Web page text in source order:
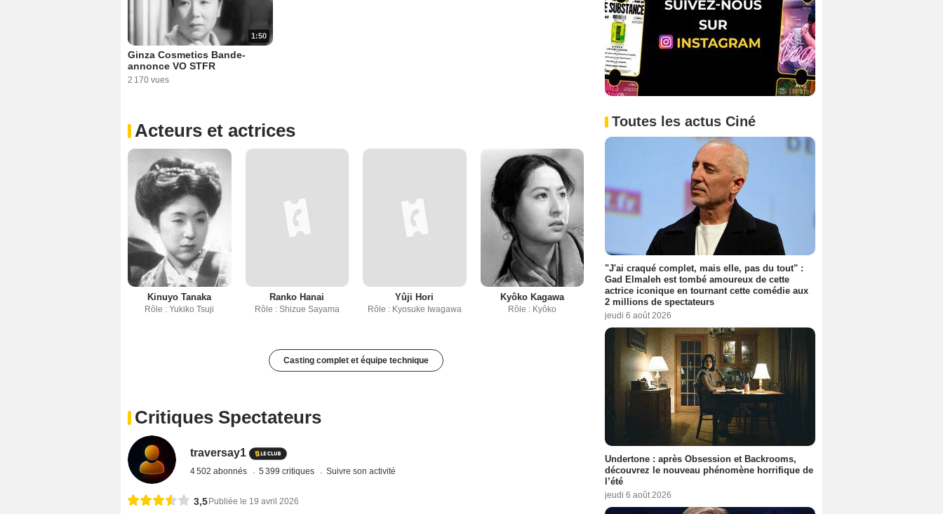
1:50
Ginza Cosmetics Bande-
annonce VO STFR
2 170 vues
Acteurs et actrices
Kinuyo Tanaka
Rôle : Yukiko Tsuji
Ranko Hanai
Rôle : Shizue Sayama
Yûji Hori
Rôle : Kyosuke Iwagawa
Kyôko Kagawa
Rôle : Kyôko
Casting complet et équipe technique
Critiques Spectateurs
traversay1
4 502 abonnés 5 399 critiques Suivre son activité
3,5Publiée le 19 avril 2026
Toutes les actus Ciné
"J'ai craqué complet, mais elle, pas du tout" :
Gad Elmaleh est tombé amoureux de cette
actrice iconique en tournant cette comédie aux
2 millions de spectateurs
jeudi 6 août 2026
Undertone : après Obsession et Backrooms,
découvrez le nouveau phénomène horrifique de
l’été
jeudi 6 août 2026